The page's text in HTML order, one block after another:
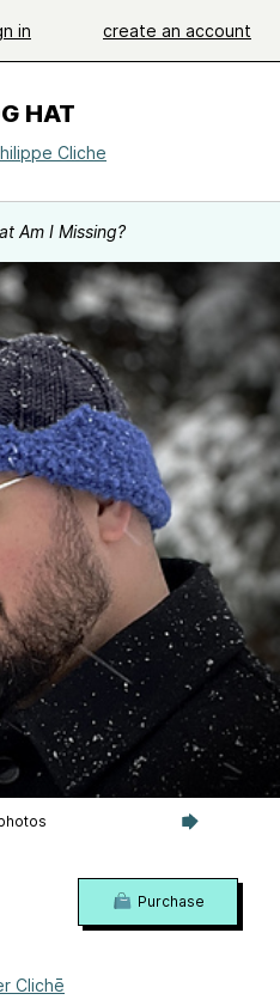
in create an account
HAT
Cliche
Am I Missing?
Clichē
Purchase